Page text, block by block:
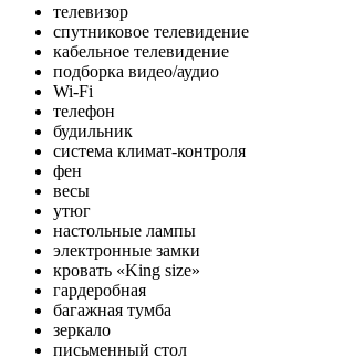
телевизор
спутниковое телевидение
кабельное телевидение
подборка видео/аудио
Wi-Fi
телефон
будильник
система климат-контроля
фен
весы
утюг
настольные лампы
электронные замки
кровать «King size»
гардеробная
багажная тумба
зеркало
письменный стол